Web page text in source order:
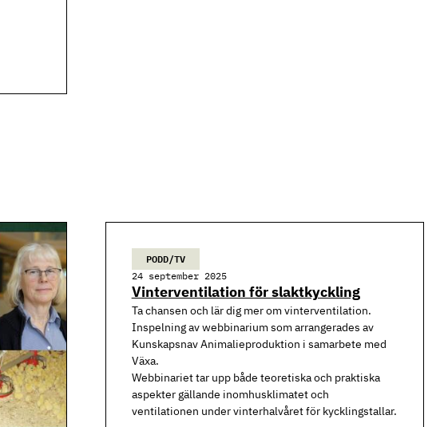
PODD/TV
24 september 2025
Vinterventilation för slaktkyckling
Ta chansen och lär dig mer om vinterventilation.
Inspelning av webbinarium som arrangerades av
Kunskapsnav Animalieproduktion i samarbete med
Växa.
Webbinariet tar upp både teoretiska och praktiska
aspekter gällande inomhusklimatet och
ventilationen under vinterhalvåret för kycklingstallar.